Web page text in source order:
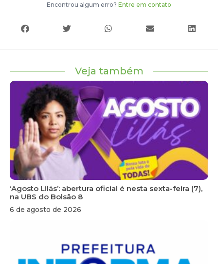
Encontrou algum erro? Entre em contato
Veja também
‘Agosto Lilás’: abertura oficial é nesta sexta-feira (7),
na UBS do Bolsão 8
6 de agosto de 2026